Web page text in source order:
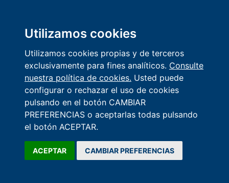
Utilizamos cookies
Utilizamos cookies propias y de terceros
exclusivamente para fines analíticos. Consulte
nuestra política de cookies. Usted puede
configurar o rechazar el uso de cookies
pulsando en el botón CAMBIAR
PREFERENCIAS o aceptarlas todas pulsando
el botón ACEPTAR.
ACEPTAR CAMBIAR PREFERENCIAS